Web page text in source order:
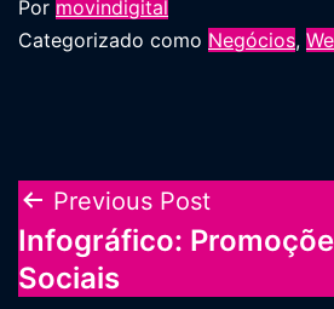
Por movindigital
Categorizado como Negócios,
Navegação
de
Previous Post
Infográfico:
Sociais